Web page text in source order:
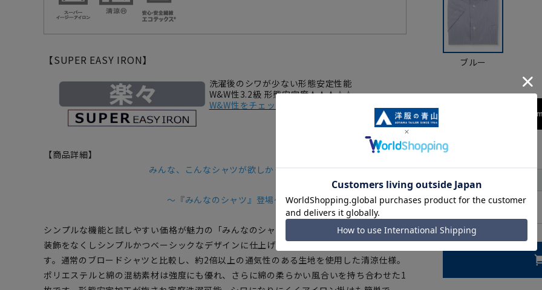
【SUPER EASY IRON】
洗濯後のシワが少ない形態安定性能
W&W性3.2級 形態安定度★★★☆☆
W&W性をチェック
【商品詳細】
みんな、こんなシャツが欲しかった。
～『みんなのシャツ』登場～
シンプルな機能と試しやすい価格が魅力の「みんなのシャツ」に半袖シャツが新登場。
装飾をなくしシンプルかつベーシックなデザインに仕上げたボタンダウンワイシャツで
す。通常のブロードシャツと比較し、約2倍以上の通気性のある生地を使用した清涼仕様。
ポリエステルと綿の混紡素材は強度にも優れ、さらに綿の柔らかい風合いを持ち合わせた1
ブルー
サイズ
裄丈
00